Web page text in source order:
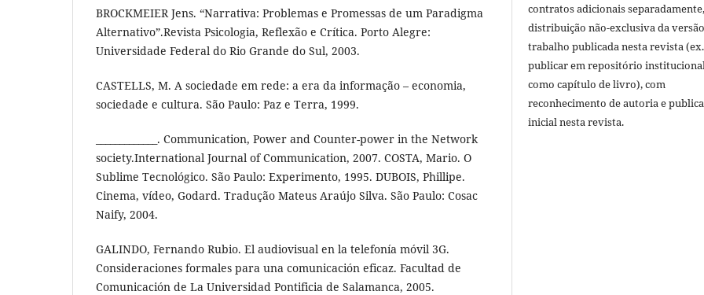
BROCKMEIER Jens. “Narrativa: Problemas e Promessas de um Paradigma
Alternativo”.Revista Psicologia, Reflexão e Crítica. Porto Alegre:
Universidade Federal do Rio Grande do Sul, 2003.
CASTELLS, M. A sociedade em rede: a era da informação – economia,
sociedade e cultura. São Paulo: Paz e Terra, 1999.
_____________. Communication, Power and Counter-power in the Network
society.International Journal of Communication, 2007. COSTA, Mario. O
Sublime Tecnológico. São Paulo: Experimento, 1995. DUBOIS, Phillipe.
Cinema, vídeo, Godard. Tradução Mateus Araújo Silva. São Paulo: Cosac
Naify, 2004.
GALINDO, Fernando Rubio. El audiovisual en la telefonía móvil 3G.
Consideraciones formales para una comunicación eficaz. Facultad de
Comunicación de La Universidad Pontificia de Salamanca, 2005.
contratos adicionais
distribuição não-exclusiva da
trabalho publicada nesta revista
publicar em repositório
como capítulo de livro), com
reconhecimento de autoria e
inicial nesta revista.